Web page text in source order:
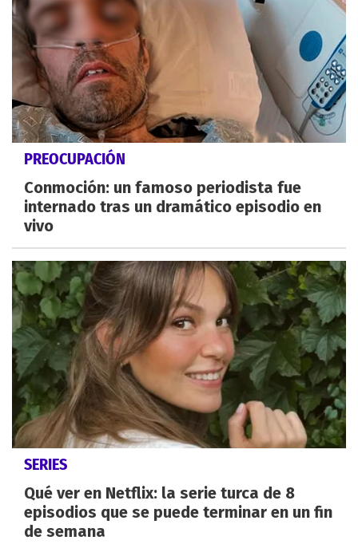
PREOCUPACIÓN
Conmoción: un famoso periodista fue
internado tras un dramático episodio en
vivo
SERIES
Qué ver en Netflix: la serie turca de 8
episodios que se puede terminar en un fin
de semana